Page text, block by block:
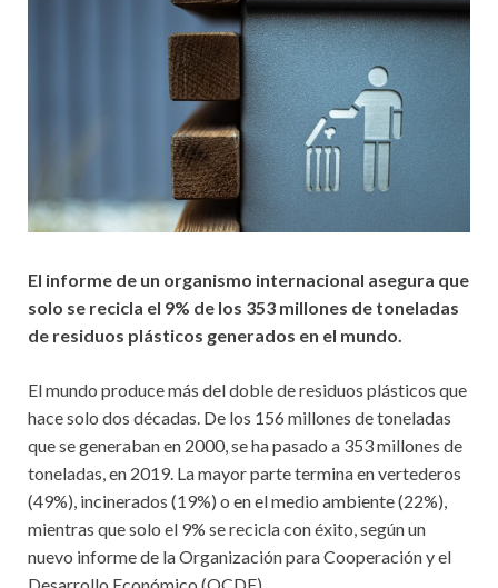
El informe de un organismo internacional asegura que
solo se recicla el 9% de los 353 millones de toneladas
de residuos plásticos generados en el mundo.
El mundo produce más del doble de residuos plásticos que
hace solo dos décadas. De los 156 millones de toneladas
que se generaban en 2000, se ha pasado a 353 millones de
toneladas, en 2019. La mayor parte termina en vertederos
(49%), incinerados (19%) o en el medio ambiente (22%),
mientras que solo el 9% se recicla con éxito, según un
nuevo informe de la Organización para Cooperación y el